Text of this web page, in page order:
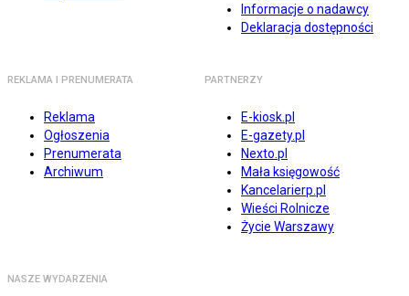
Informacje o nadawcy
Deklaracja dostępności
REKLAMA I PRENUMERATA
Reklama
Ogłoszenia
Prenumerata
Archiwum
PARTNERZY
E-kiosk.pl
E-gazety.pl
Nexto.pl
Mała księgowość
Kancelarierp.pl
Wieści Rolnicze
Życie Warszawy
NASZE WYDARZENIA